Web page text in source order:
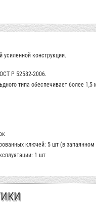
усиленной конструкции.
Р 52582-2006.
типа обеспечивает более
ключей: 5 шт (в
1 шт